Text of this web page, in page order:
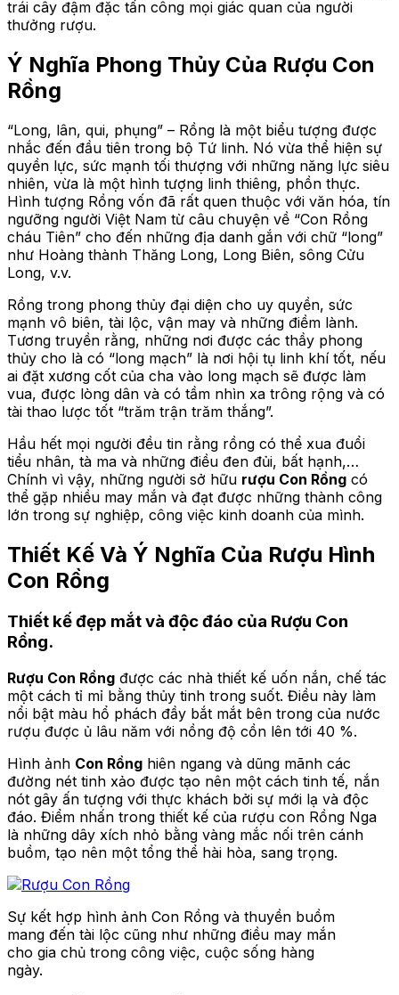
trái cây đậm đặc tấn công mọi giác quan của người
thưởng rượu.
Ý Nghĩa Phong Thủy Của Rượu Con
Rồng
“Long, lân, qui, phụng” – Rồng là một biểu tượng được
nhắc đến đầu tiên trong bộ Tứ linh. Nó vừa thể hiện sự
quyền lực, sức mạnh tối thượng với những năng lực siêu
nhiên, vừa là một hình tượng linh thiêng, phồn thực.
Hình tượng Rồng vốn đã rất quen thuộc với văn hóa, tín
ngưỡng người Việt Nam từ câu chuyện về “Con Rồng
cháu Tiên” cho đến những địa danh gắn với chữ “long”
như Hoàng thành Thăng Long, Long Biên, sông Cửu
Long, v.v.
Rồng trong phong thủy đại diện cho uy quyền, sức
mạnh vô biên, tài lộc, vận may và những điềm lành.
Tương truyền rằng, những nơi được các thầy phong
thủy cho là có “long mạch” là nơi hội tụ linh khí tốt, nếu
ai đặt xương cốt của cha vào long mạch sẽ được làm
vua, được lòng dân và có tầm nhìn xa trông rộng và có
tài thao lược tốt “trăm trận trăm thắng”.
Hầu hết mọi người đều tin rằng rồng có thể xua đuổi
tiểu nhân, tà ma và những điều đen đủi, bất hạnh,…
Chính vì vậy, những người sở hữu rượu Con Rồng có
thể gặp nhiều may mắn và đạt được những thành công
lớn trong sự nghiệp, công việc kinh doanh của mình.
Thiết Kế Và Ý Nghĩa Của Rượu Hình
Con Rồng
Thiết kế đẹp mắt và độc đáo của Rượu Con
Rồng.
Rượu Con Rồng được các nhà thiết kế uốn nắn, chế tác
một cách tỉ mỉ bằng thủy tinh trong suốt. Điều này làm
nổi bật màu hổ phách đầy bắt mắt bên trong của nước
rượu được ủ lâu năm với nồng độ cồn lên tới 40 %.
Hình ảnh Con Rồng hiên ngang và dũng mãnh các
đường nét tinh xảo được tạo nên một cách tinh tế, nắn
nót gây ấn tượng với thực khách bởi sự mới lạ và độc
đáo. Điểm nhấn trong thiết kế của rượu con Rồng Nga
là những dây xích nhỏ bằng vàng mắc nối trên cánh
buồm, tạo nên một tổng thể hài hòa, sang trọng.
Sự kết hợp hình ảnh Con Rồng và thuyền buồm
mang đến tài lộc cũng như những điều may mắn
cho gia chủ trong công việc, cuộc sống hàng
ngày.